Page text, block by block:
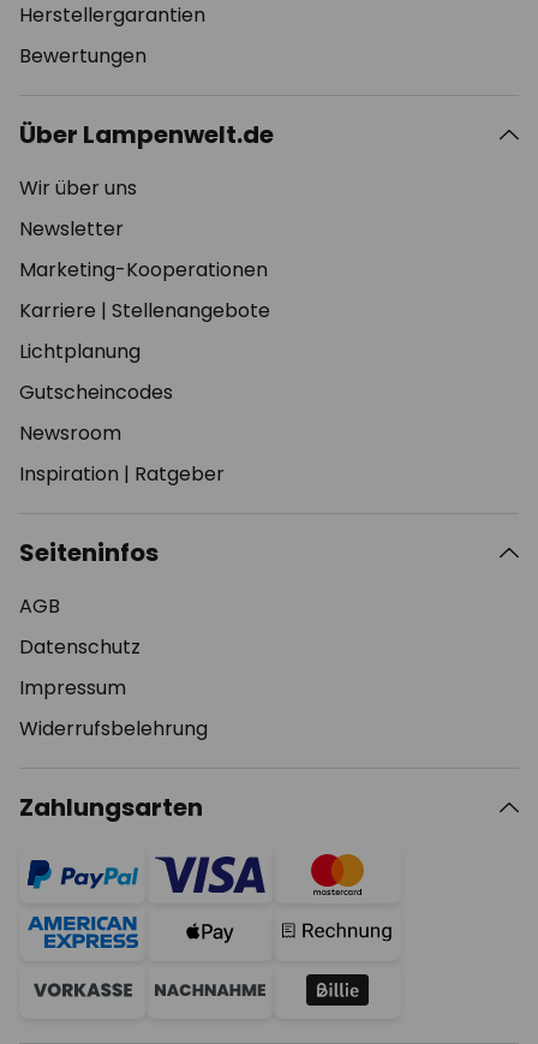
Herstellergarantien
Bewertungen
Über Lampenwelt.de
Wir über uns
Newsletter
Marketing-Kooperationen
Karriere | Stellenangebote
Lichtplanung
Gutscheincodes
Newsroom
Inspiration | Ratgeber
Seiteninfos
AGB
Datenschutz
Impressum
Widerrufsbelehrung
Zahlungsarten